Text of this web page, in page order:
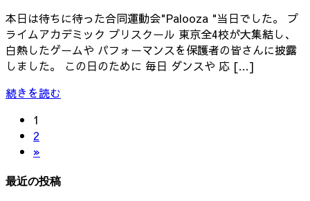
本日は待ちに待った合同運動会"Palooza "当日でした。 プ
ライムアカデミック プリスクール 東京全4校が大集結し、
白熱したゲームや パフォーマンスを保護者の皆さんに披露
しました。 この日のために 毎日 ダンスや 応 […]
続きを読む
投
ペ
固
定
ペ
ジ
1
固
定
ー
2
»
最近の投稿